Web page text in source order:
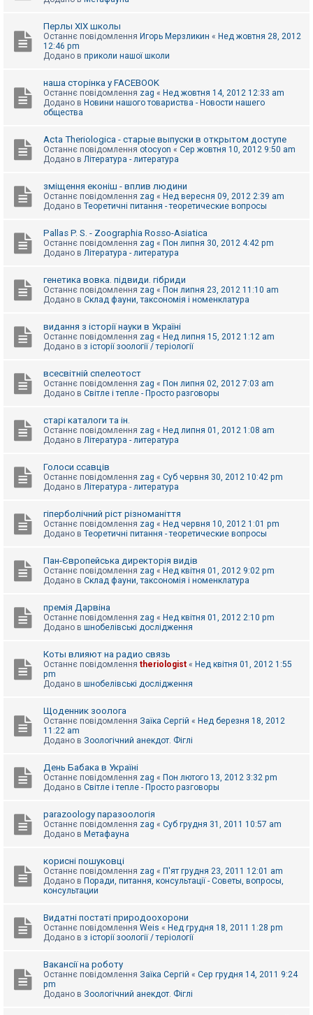
Перлы ХІХ школы
Останнє повідомлення Игорь Мерзликин « Нед жовтня 28, 2012
12:46 pm
Додано в приколи нашої школи
наша сторінка у FACEBOOK
Останнє повідомлення zag « Нед жовтня 14, 2012 12:33 am
Додано в Новини нашого товариства - Новости нашего
общества
Acta Theriologica - старые выпуски в открытом доступе
Останнє повідомлення otocyon « Сер жовтня 10, 2012 9:50 am
Додано в Література - литература
зміщення еконіш - вплив людини
Останнє повідомлення zag « Нед вересня 09, 2012 2:39 am
Додано в Теоретичні питання - теоретические вопросы
Pallas P. S. - Zoographia Rosso-Asiatica
Останнє повідомлення zag « Пон липня 30, 2012 4:42 pm
Додано в Література - литература
генетика вовка. підвиди. гібриди
Останнє повідомлення zag « Пон липня 23, 2012 11:10 am
Додано в Склад фауни, таксономія і номенклатура
видання з історії науки в Україні
Останнє повідомлення zag « Нед липня 15, 2012 1:12 am
Додано в з історії зоології / теріології
всесвітній спелеотост
Останнє повідомлення zag « Пон липня 02, 2012 7:03 am
Додано в Світле і тепле - Просто разговоры
старі каталоги та ін.
Останнє повідомлення zag « Нед липня 01, 2012 1:08 am
Додано в Література - литература
Голоси ссавців
Останнє повідомлення zag « Суб червня 30, 2012 10:42 pm
Додано в Література - литература
гіперболічний ріст різноманіття
Останнє повідомлення zag « Нед червня 10, 2012 1:01 pm
Додано в Теоретичні питання - теоретические вопросы
Пан-Європейська директорія видів
Останнє повідомлення zag « Нед квітня 01, 2012 9:02 pm
Додано в Склад фауни, таксономія і номенклатура
премія Дарвіна
Останнє повідомлення zag « Нед квітня 01, 2012 2:10 pm
Додано в шнобелівські дослідження
Коты влияют на радио связь
Останнє повідомлення theriologist « Нед квітня 01, 2012 1:55
pm
Додано в шнобелівські дослідження
Щоденник зоолога
Останнє повідомлення Заїка Сергій « Нед березня 18, 2012
11:22 am
Додано в Зоологічний анекдот. Фіглі
День Бабака в Україні
Останнє повідомлення zag « Пон лютого 13, 2012 3:32 pm
Додано в Світле і тепле - Просто разговоры
parazoology паразоологія
Останнє повідомлення zag « Суб грудня 31, 2011 10:57 am
Додано в Метафауна
корисні пошуковці
Останнє повідомлення zag « П'ят грудня 23, 2011 12:01 am
Додано в Поради, питання, консультації - Советы, вопросы,
консультации
Видатні постаті природоохорони
Останнє повідомлення Weis « Нед грудня 18, 2011 1:28 pm
Додано в з історії зоології / теріології
Вакансії на роботу
Останнє повідомлення Заїка Сергій « Сер грудня 14, 2011 9:24
pm
Додано в Зоологічний анекдот. Фіглі